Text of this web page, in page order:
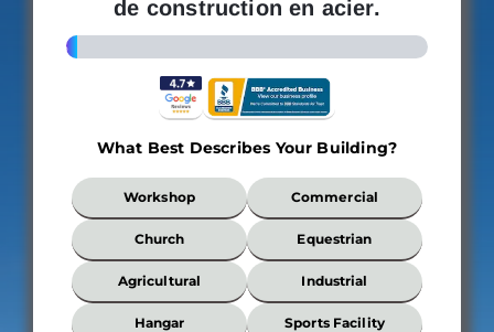
de construction en acier.
3%
What Best Describes Your Building?
What
Best
Describes
Your
Building?
Workshop Commercial
Church Equestrian
Agricultural Industrial
Hangar Sports Facility